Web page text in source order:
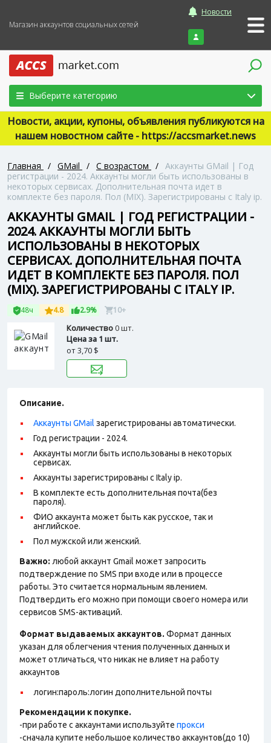
Магазин аккаунтов социальных сетей
Новости
Войти
Выберите категорию
Новости, акции, купоны, объявления публикуются на
нашем новостном сайте - https://accsmarket.news
Главная / GMail / С возрастом / Аккаунты GMail | Год
регистрации - 2024. Аккаунты могли быть использованы в
некоторых сервисах. Дополнительная почта идет в
комплекте без пароля. Пол (MIX). Зарегистрированы с Italy ip.
АККАУНТЫ GMAIL | ГОД РЕГИСТРАЦИИ -
2024. АККАУНТЫ МОГЛИ БЫТЬ
ИСПОЛЬЗОВАНЫ В НЕКОТОРЫХ
СЕРВИСАХ. ДОПОЛНИТЕЛЬНАЯ ПОЧТА
ИДЕТ В КОМПЛЕКТЕ БЕЗ ПАРОЛЯ. ПОЛ
(MIX). ЗАРЕГИСТРИРОВАНЫ С ITALY IP.
48ч 4.8 2.9% 10+
Количество0 шт.
Цена за 1 шт.
от3,70 $
Описание.
Аккаунты GMail зарегистрированы автоматически.
Год регистрации - 2024.
Аккаунты могли быть использованы в некоторых
сервисах.
Аккаунты зарегистрированы с Italy ip.
В комплекте есть дополнительная почта(без
пароля).
ФИО аккаунта может быть как русское, так и
английское.
Пол мужской или женский.
Важно: любой аккаунт Gmail может запросить
подтверждение по SMS при входе или в процессе
работы. Это считается нормальным явлением.
Подтвердить его можно при помощи своего номера или
сервисов SMS-активаций.
Формат выдаваемых аккаунтов. Формат данных
указан для облегчения чтения полученных данных и
может отличаться, что никак не влияет на работу
аккаунтов
логин:пароль:логин дополнительной почты
Рекомендации к покупке.
-при работе с аккаунтами используйте прокси
-сначала купите небольшое количество аккаунтов(до 10)